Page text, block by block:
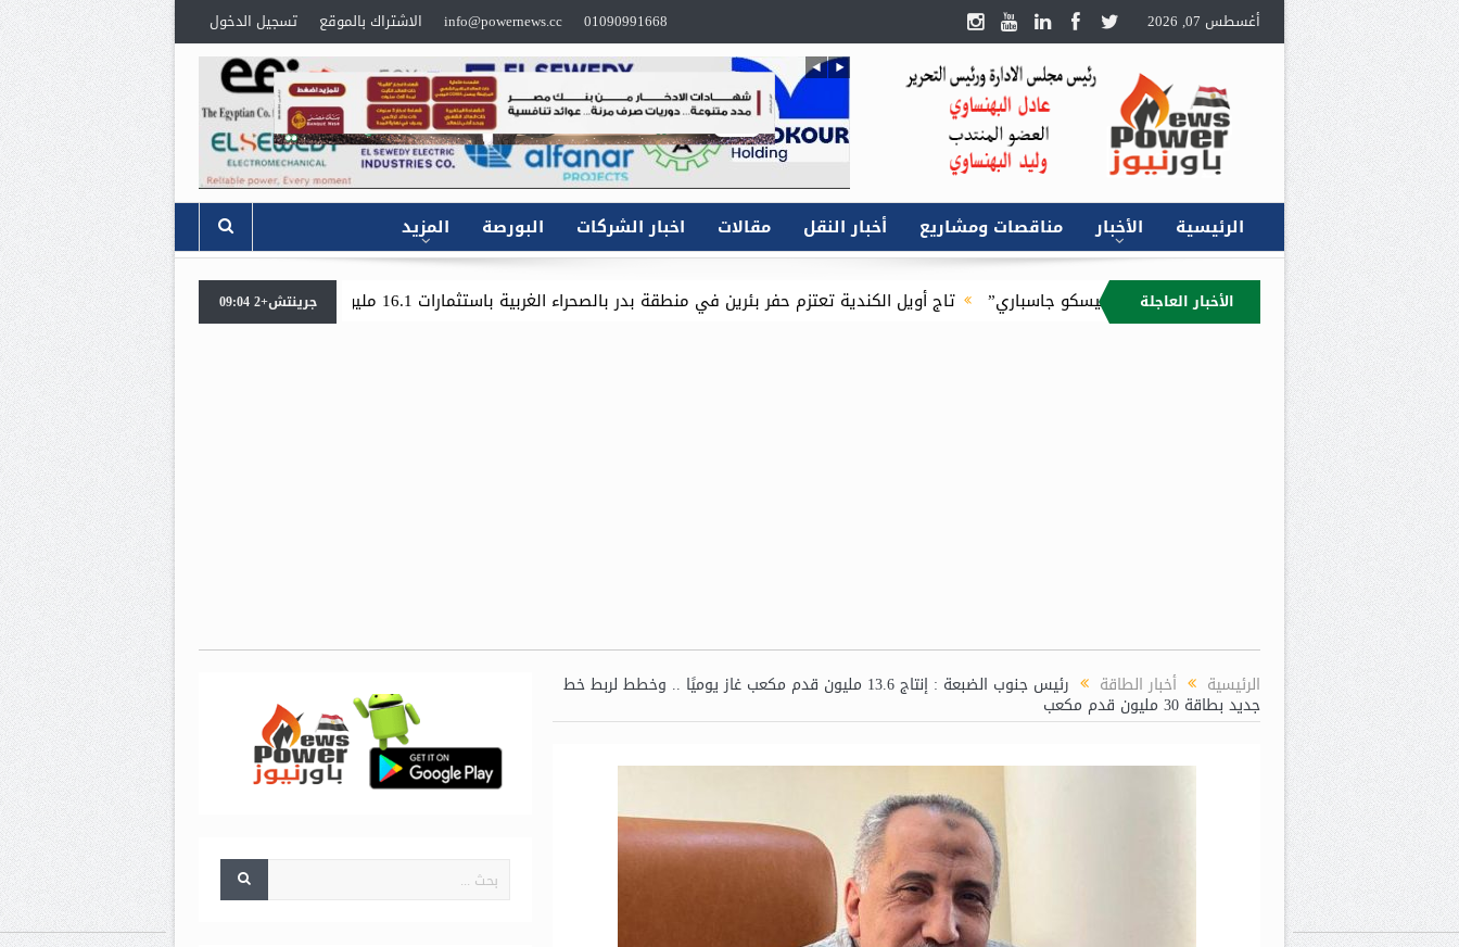
أغسطس 07, 2026 01090991668
info@powernews.cc الاشتراك بالموقع تسجيل الدخول
الرئيسية الأخبار مناقصات ومشاريع أخبار النقل مقالات اخبار الشركات البورصة المزيد
الأخبار العاجلة
عاماً في مصر خلفاً لـ “فرانشيسكو جاسباري” تاج أويل الكندية تعتزم حفر بئرين في منطقة بدر بالصحراء الغربية باستثمارات 16.1 مليون دولار
«جنوب الوادي القابضة للبترول» تنظم لقاءً توعويًا حول
لعام 2026/2027 : 9.4 مليار جنيه إجمالي الإيرادات المستهدفة للقابضة وشركاتها التابعة.. وصافي الربح المتوقع 5.5 مليار جنيه
جرينتش+2 09:04
الرئيسية أخبار الطاقة رئيس جنوب الضبعة : إنتاج 13.6 مليون قدم مكعب غاز يوميًا .. وخطط لربط خط
جديد بطاقة 30 مليون قدم مكعب